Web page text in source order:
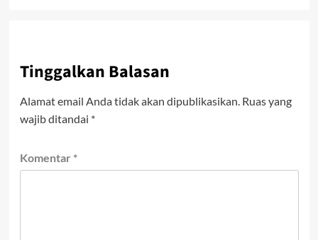
Tinggalkan Balasan
Alamat email Anda tidak akan dipublikasikan. Ruas yang
wajib ditandai *
Komentar *